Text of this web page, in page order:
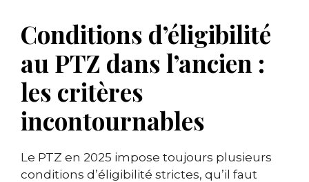
Conditions d’éligibilité
au PTZ dans l’ancien :
les critères
incontournables
Le PTZ en 2025 impose toujours plusieurs
conditions d’éligibilité strictes, qu’il faut